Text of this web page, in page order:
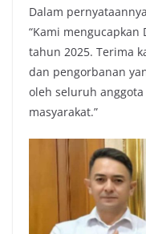
Dalam
“Kami mengucapkan
tahun 2025. Terima
dan pengorbanan
oleh seluruh
masyarakat.”